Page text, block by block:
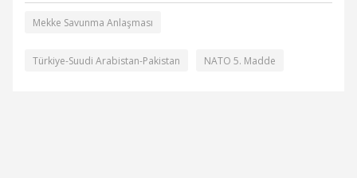
Mekke Savunma Anlaşması
Türkiye-Suudi Arabistan-Pakistan NATO 5. Madde